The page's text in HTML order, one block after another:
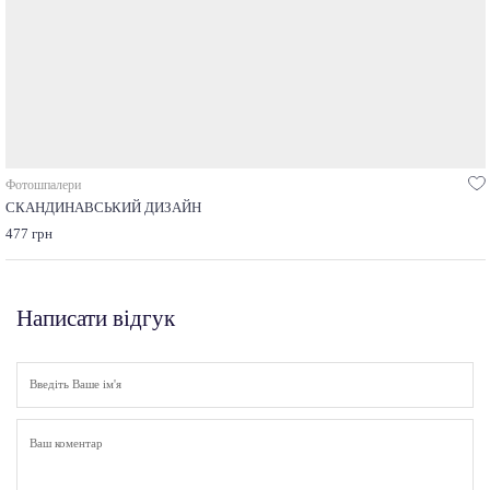
Фотошпалери
СКАНДИНАВСЬКИЙ ДИЗАЙН
477 грн
Написати відгук